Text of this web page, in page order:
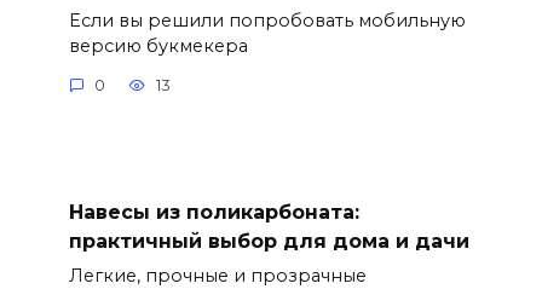
Если вы решили попробовать мобильную
версию букмекера
0 13
Навесы из поликарбоната:
практичный выбор для дома и дачи
Легкие, прочные и прозрачные